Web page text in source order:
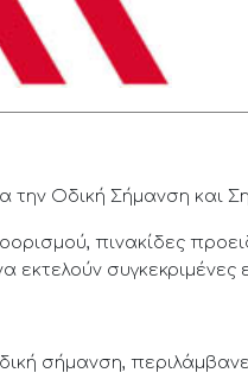
την Οδική Σήμανση και
πινακίδες
συγκεκριμένες
σήμανση,